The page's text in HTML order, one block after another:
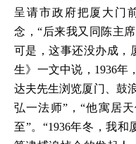
呈请市政府把厦大门
念，“后来我又同陈主
可是，这事还没办成，
生》一文中说，1936年
达夫先生浏览厦门、鼓
弘一法师”，“他寓居
至”。“1936年冬，我